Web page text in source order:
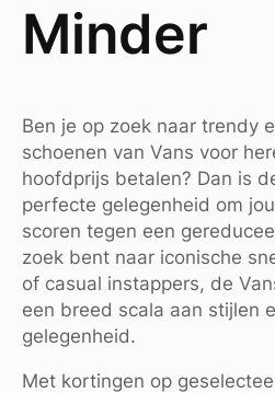
Minder
Ben je op zoek naar trendy
schoenen van Vans voor
hoofdprijs betalen? Dan is
perfecte gelegenheid om
scoren tegen een
zoek bent naar iconische
of casual instappers, de
een breed scala aan stijlen
gelegenheid.
Met kortingen op